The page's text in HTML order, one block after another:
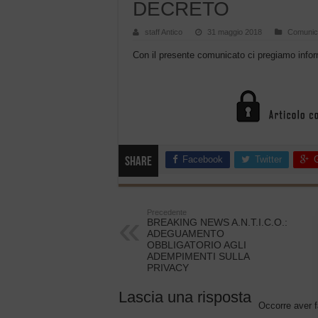
DECRETO
staff Antico 31 maggio 2018
Con il presente comunicato ci pregiamo
Share Facebook Twitter
Precedente
BREAKING NEWS A.N.T.I.C.O.:
ADEGUAMENTO
OBBLIGATORIO AGLI
ADEMPIMENTI SULLA
PRIVACY
Lascia una risposta Occorre aver